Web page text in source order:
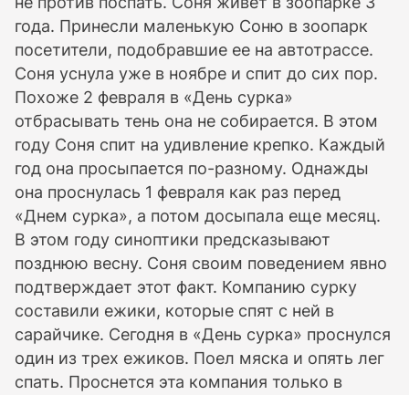
года. Принесли маленькую Соню в зоопарк
посетители, подобравшие ее на автотрассе.
Соня уснула уже в ноябре и спит до сих пор.
Похоже 2 февраля в «День сурка»
отбрасывать тень она не собирается. В этом
году Соня спит на удивление крепко. Каждый
год она просыпается по-разному. Однажды
она проснулась 1 февраля как раз перед
«Днем сурка», а потом досыпала еще месяц.
В этом году синоптики предсказывают
позднюю весну. Соня своим поведением явно
подтверждает этот факт. Компанию сурку
составили ежики, которые спят с ней в
сарайчике. Сегодня в «День сурка» проснулся
один из трех ежиков. Поел мяска и опять лег
спать. Проснется эта компания только в